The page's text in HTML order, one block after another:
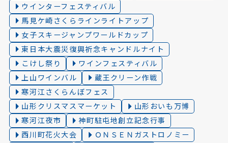
ウインターフェスティバル
馬見ケ崎さくらラインライトアップ
女子スキージャンプワールドカップ
東日本大震災復興祈念キャンドルナイト
こけし祭り
ワインフェスティバル
上山ワインバル
蔵王クリーン作戦
寒河江さくらんぼフェス
山形クリスマスマーケット
山形おいも万博
寒河江夜市
神町駐屯地創立記念行事
西川町花火大会
ＯＮＳＥＮガストロノミー